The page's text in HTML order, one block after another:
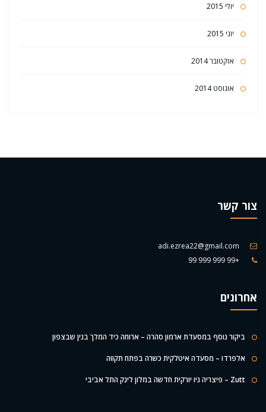
יולי 2015
יוני 2015
אוקטובר 2014
אוגוסט 2014
צור קשר
adi.ezrea22@gmail.com
+99 999 999 99
אחרונים
ביקור נוסף במסעדת ארמון סהרה – ארוחה כיד המלך בנין שבצפון
אלפרדו – מסעדה איטלקית כשרה בפתח תקווה
Zutt – פיצריה ניו יורקית חדשה במלון לינק התל אביבי